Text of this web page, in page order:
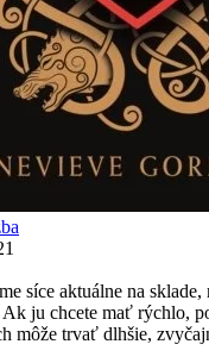
síce aktuálne na sklade,
Ak ju chcete mať rýchlo,
môže trvať dlhšie,